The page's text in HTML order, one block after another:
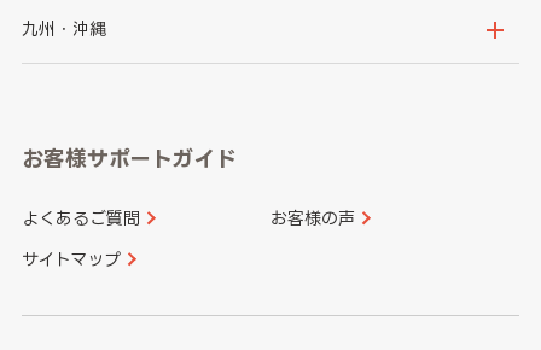
神奈川県
山梨県
愛知県
京都府
和歌山県
鳥取県
山口県
香川県 愛媛県
九州・沖縄
長崎県
大分県 宮崎県
お客様サポートガイド
よくあるご質問 お客様の声
サイトマップ